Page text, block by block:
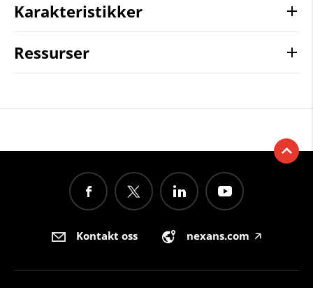
Karakteristikker
Ressurser
Kontakt oss nexans.com 🡥